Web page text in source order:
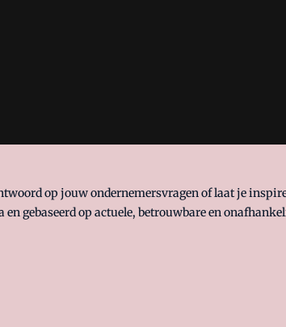
waar VMN media voor staat. Op
op jouw ondernemersvragen of laat je
en gebaseerd op actuele, betrouwbare en